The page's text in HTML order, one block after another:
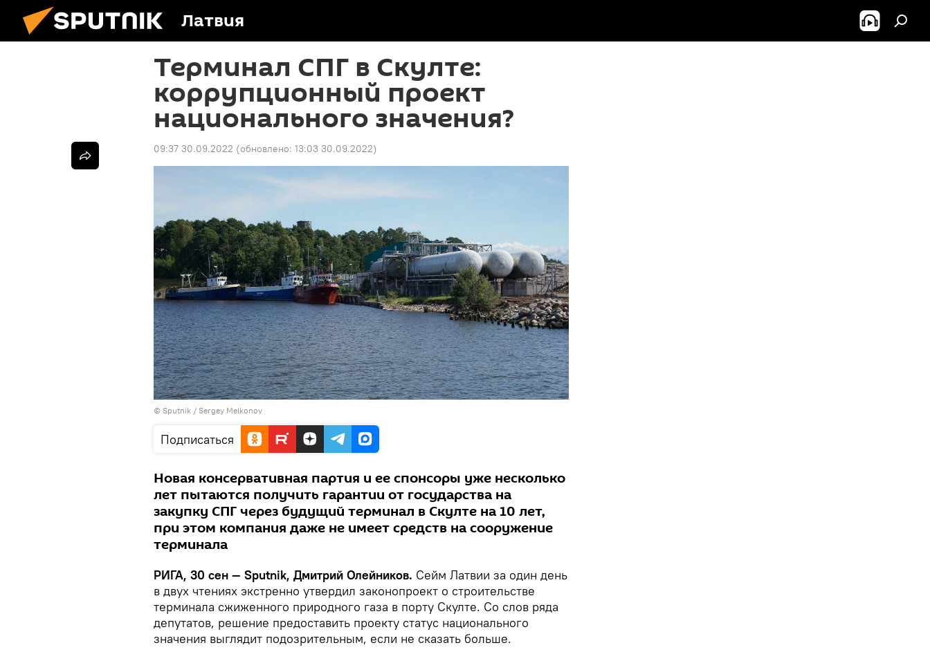
Латвия
Терминал СПГ в Скулте:
коррупционный проект
национального значения?
09:37 30.09.2022 (обновлено: 13:03 30.09.2022)
© Sputnik / Sergey Melkonov
Подписаться
Новая консервативная партия и ее спонсоры уже несколько
лет пытаются получить гарантии от государства на
закупку СПГ через будущий терминал в Скулте на 10 лет,
при этом компания даже не имеет средств на сооружение
терминала
РИГА, 30 сен — Sputnik, Дмитрий Олейников. Сейм Латвии за один день
в двух чтениях экстренно утвердил законопроект о строительстве
терминала сжиженного природного газа в порту Скулте. Со слов ряда
депутатов, решение предоставить проекту статус национального
значения выглядит подозрительным, если не сказать больше.